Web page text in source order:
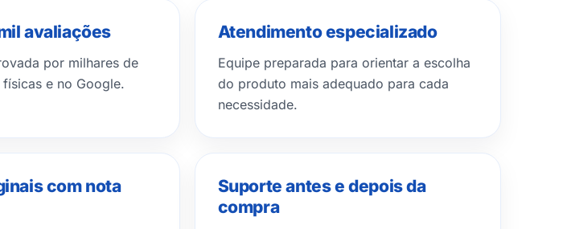
avaliações
por milhares de
e no Google.
Atendimento especializado
Equipe preparada para orientar a escolha
do produto mais adequado para cada
necessidade.
com nota
Suporte antes e depois da
compra